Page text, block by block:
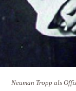
Neuman Tropp als